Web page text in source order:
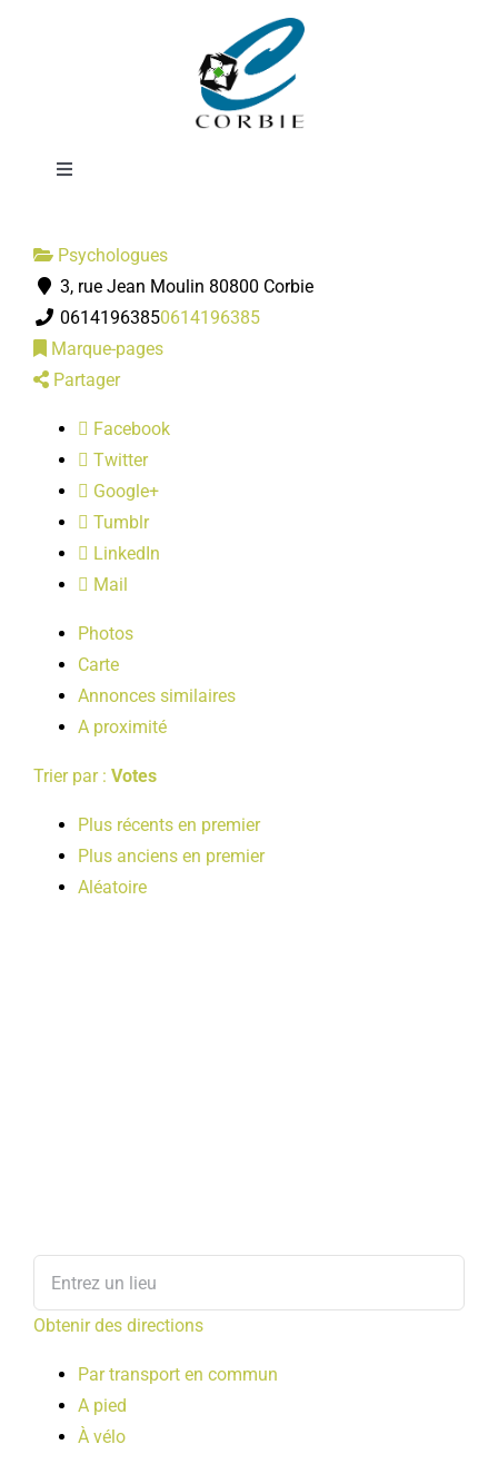
Toggle
DÉMARCHES ADMINISTRATIVES
SERVICES MUNICIPAUX
PRATIQUE
LOISIRS
PUBLICATIONS
Malory
BRIFFARD-
Psychologues
3, rue Jean Moulin 80800 Corbie
06141963850614196385
Marque-pages
Partager
Facebook
Twitter
Google+
Tumblr
LinkedIn
Mail
Photos
Carte
Annonces similaires
A proximité
Trier par : Votes
Plus récents en premier
Plus anciens en premier
Aléatoire
Obtenir des directions
Par transport en commun
A pied
À vélo